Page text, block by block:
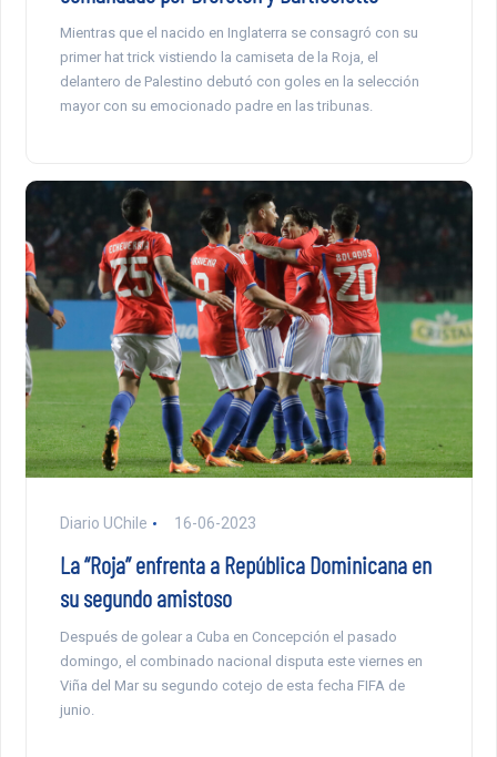
Mientras que el nacido en Inglaterra se consagró con su
primer hat trick vistiendo la camiseta de la Roja, el
delantero de Palestino debutó con goles en la selección
mayor con su emocionado padre en las tribunas.
Diario UChile 16-06-2023
La “Roja” enfrenta a República Dominicana en
su segundo amistoso
Después de golear a Cuba en Concepción el pasado
domingo, el combinado nacional disputa este viernes en
Viña del Mar su segundo cotejo de esta fecha FIFA de
junio.